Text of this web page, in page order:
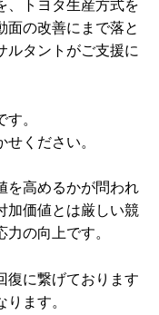
、トヨタ生産方式を
面の改善にまで落と
ルタントがご支援に
。
ください。
を高めるかが問われ
加価値とは厳しい競
の向上です。
復に繋げております
ます。